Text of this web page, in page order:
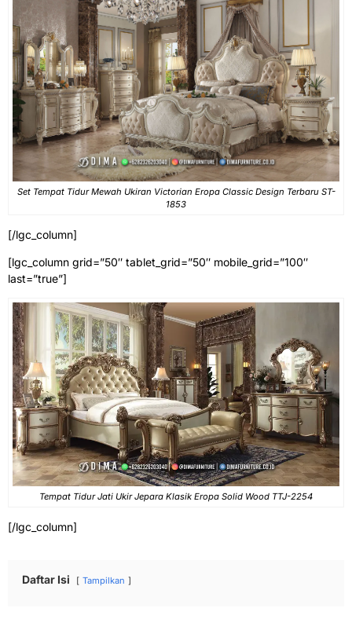
Set Tempat Tidur Mewah Ukiran Victorian Eropa Classic Design Terbaru ST-
1853
[/lgc_column]
[lgc_column grid=”50″ tablet_grid=”50″ mobile_grid=”100″
last=”true”]
Tempat Tidur Jati Ukir Jepara Klasik Eropa Solid Wood TTJ-2254
[/lgc_column]
Daftar Isi Tampilkan